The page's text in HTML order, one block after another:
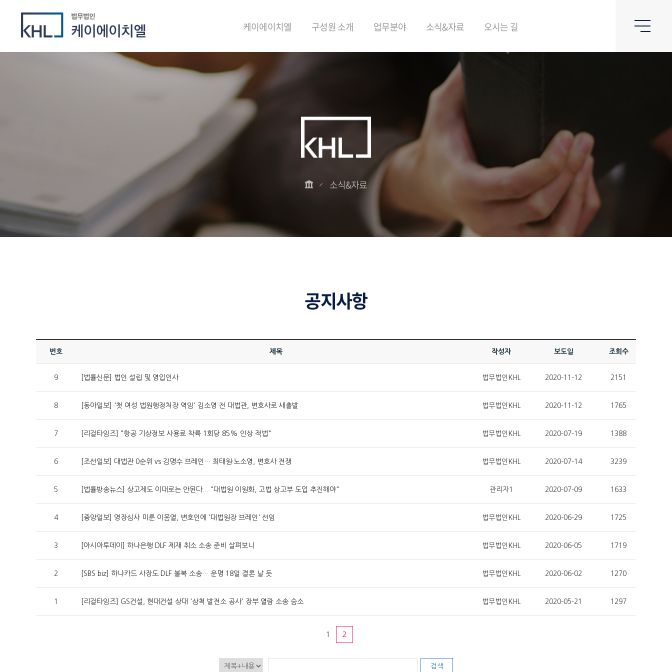
케이에이치엘 구성원 소개 업무분야 소식&자료 오시는 길
소식&자료
공지사항
번호 제목 작성자 보도일 조회수
9 [법률신문] 법인 설립 및 영입인사 법무법인KHL 2020-11-12 2151
8 [동아일보] '첫 여성 법원행정처장 역임' 김소영 전 대법관, 변호사로 새출발 법무법인KHL 2020-11-12 1765
7 [리걸타임즈] "항공 기상정보 사용료 착륙 1회당 85% 인상 적법" 법무법인KHL 2020-07-19 1388
6 [조선일보] 대법관 0순위 vs 김명수 브레인… 최태원·노소영, 변호사 전쟁 법무법인KHL 2020-07-14 3239
5 [법률방송뉴스] 상고제도 이대로는 안된다... "대법원 이원화, 고법 상고부 도입 추진해야" 관리자1 2020-07-09 1633
4 [중앙일보] 영장심사 미룬 이웅열, 변호인에 '대법원장 브레인' 선임 법무법인KHL 2020-06-29 1725
3 [아시아투데이] 하나은행 DLF 제재 취소 소송 준비 살펴보니 법무법인KHL 2020-06-05 1719
2 [SBS biz] 하나카드 사장도 DLF 불복 소송… 운명 18일 결론 날 듯 법무법인KHL 2020-06-02 1270
1 [리걸타임즈] GS건설, 현대건설 상대 '삼척 발전소 공사' 장부 열람 소송 승소 법무법인KHL 2020-05-21 1297
1 2
검색